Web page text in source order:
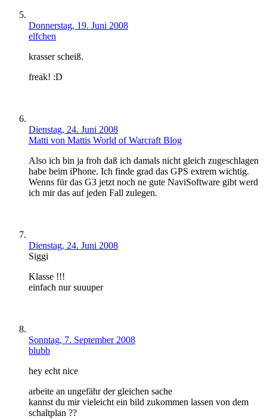
Donnerstag, 19. Juni 2008
elfchen
krasser scheiß.
freak! :D
Dienstag, 24. Juni 2008
Matti von Mattis World of Warcraft Blog
Also ich bin ja froh daß ich damals nicht gleich zugeschlagen
habe beim iPhone. Ich finde grad das GPS extrem wichtig.
Wenns für das G3 jetzt noch ne gute NaviSoftware gibt werd
ich mir das auf jeden Fall zulegen.
Dienstag, 24. Juni 2008
Siggi
Klasse !!!
einfach nur suuuper
Sonntag, 7. September 2008
blubb
hey echt nice
arbeite an ungefähr der gleichen sache
kannst du mir vieleicht ein bild zukommen lassen von dem
schaltplan ??